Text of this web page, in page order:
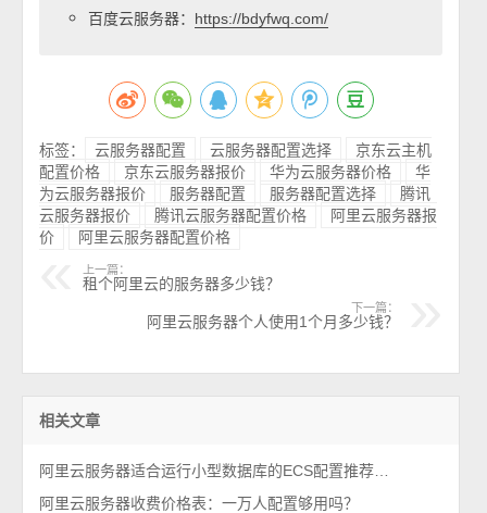
百度云服务器： https://bdyfwq.com/
标签： 云服务器配置 云服务器配置选择
京东云主机
配置价格
京东云服务器报价 华为云服务器价格
华
为云服务器报价
服务器配置 服务器配置选择
腾讯
云服务器报价
腾讯云服务器配置价格
阿里云服务器报
价
阿里云服务器配置价格
上一篇：
租个阿里云的服务器多少钱？
下一篇：
阿里云服务器个人使用1个月多少钱？
相关文章
阿里云服务器收费价格表：一万人配置够用吗？